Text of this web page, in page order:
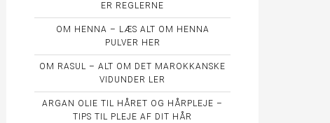
ER REGLERNE
OM HENNA – LÆS ALT OM HENNA
PULVER HER
OM RASUL – ALT OM DET MAROKKANSKE
VIDUNDER LER
ARGAN OLIE TIL HÅRET OG HÅRPLEJE –
TIPS TIL PLEJE AF DIT HÅR